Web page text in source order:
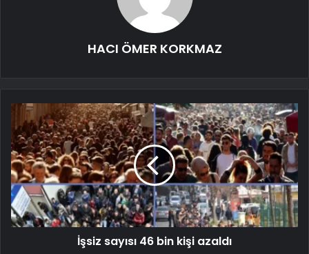
HACI ÖMER KORKMAZ
İşsiz sayısı 46 bin kişi azaldı